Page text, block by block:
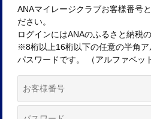
ANAマイレージクラブお客様番号
ださい。
ログインにはANAのふるさと納税
※8桁以上16桁以下の任意の半角
パスワードです。 （アルファベッ